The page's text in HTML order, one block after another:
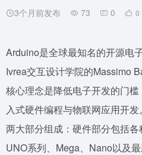
3个月前发布 73 0 0
Arduino是全球最知名的开源电
Ivrea交互设计学院的Massimo
核心理念是降低电子开发的门
入式硬件编程与物联网应用开
两大部分组成：硬件部分包括
UNO系列、Mega、Nano以及